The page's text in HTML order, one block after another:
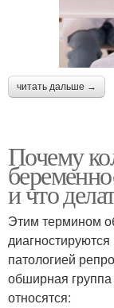
читать дальше →
Почему
и что
Этим термином
патологией
обширная
относятся: